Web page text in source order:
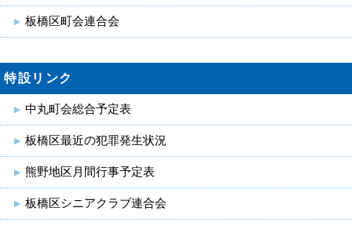
板橋区町会連合会
特設リンク
中丸町会総合予定表
板橋区最近の犯罪発生状況
熊野地区月間行事予定表
板橋区シニアクラブ連合会